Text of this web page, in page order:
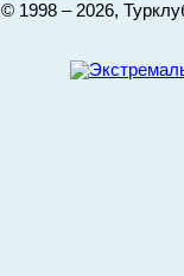
© 1998 – 2026,